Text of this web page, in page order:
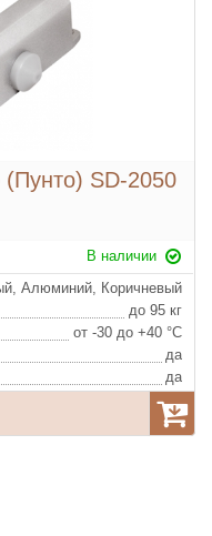
SD-2050
В наличии
Алюминий, Коричневый
до 95 кг
от -30 до +40 °С
да
да